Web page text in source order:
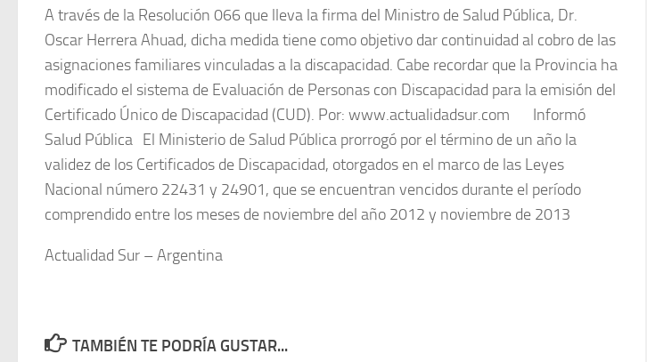
A través de la Resolución 066 que lleva la firma del Ministro de Salud Pública, Dr.
Oscar Herrera Ahuad, dicha medida tiene como objetivo dar continuidad al cobro de las
asignaciones familiares vinculadas a la discapacidad. Cabe recordar que la Provincia ha
modificado el sistema de Evaluación de Personas con Discapacidad para la emisión del
Certificado Único de Discapacidad (CUD). Por: www.actualidadsur.com Informó
Salud Pública El Ministerio de Salud Pública prorrogó por el término de un año la
validez de los Certificados de Discapacidad, otorgados en el marco de las Leyes
Nacional número 22431 y 24901, que se encuentran vencidos durante el período
comprendido entre los meses de noviembre del año 2012 y noviembre de 2013
Actualidad Sur – Argentina
TAMBIÉN TE PODRÍA GUSTAR...